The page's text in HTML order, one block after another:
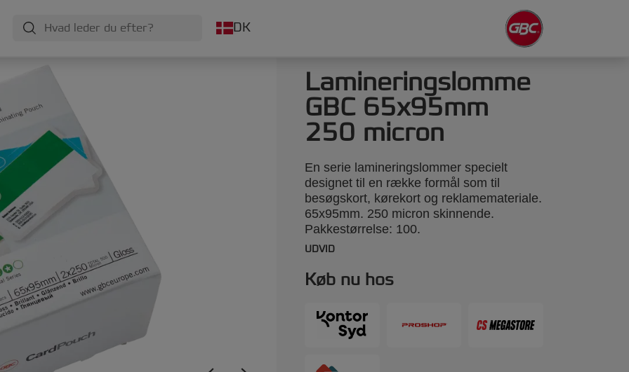
DK
Lamineringslomme
GBC 65x95mm
250 micron
En serie lamineringslommer specielt
designet til en række formål som til
besøgskort, kørekort og reklamemateriale.
65x95mm. 250 micron skinnende.
Pakkestørrelse: 100.
UDVID
Køb nu hos